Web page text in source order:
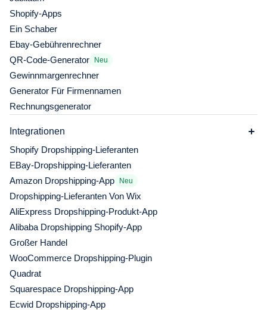
Shopify-Apps
Ein Schaber
Ebay-Gebührenrechner
QR-Code-Generator
Neu
Gewinnmargenrechner
Generator Für Firmennamen
Rechnungsgenerator
Integrationen
Shopify Dropshipping-Lieferanten
EBay-Dropshipping-Lieferanten
Amazon Dropshipping-App
Neu
Dropshipping-Lieferanten Von Wix
AliExpress Dropshipping-Produkt-App
Alibaba Dropshipping Shopify-App
Großer Handel
WooCommerce Dropshipping-Plugin
Quadrat
Squarespace Dropshipping-App
Ecwid Dropshipping-App